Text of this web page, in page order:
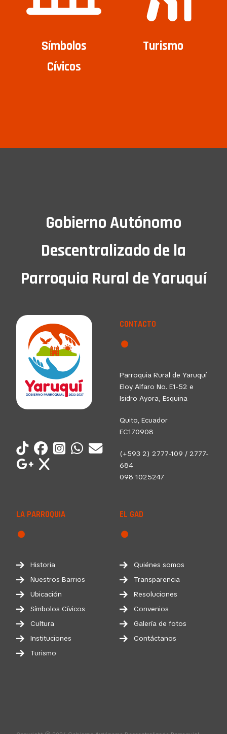
Símbolos
Cívicos
Turismo
Gobierno Autónomo
Descentralizado de la
Parroquia Rural de Yaruquí
CONTACTO
Parroquia Rural de Yaruquí
Eloy Alfaro No. E1-52 e
Isidro Ayora, Esquina
Quito, Ecuador
EC170908
(+593 2) 2777-109 / 2777-
684
098 1025247
LA PARROQUIA
Historia
Nuestros Barrios
Ubicación
Símbolos Cívicos
Cultura
Instituciones
Turismo
EL GAD
Quiénes somos
Transparencia
Resoluciones
Convenios
Galería de fotos
Contáctanos